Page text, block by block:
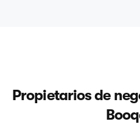
Propietarios de